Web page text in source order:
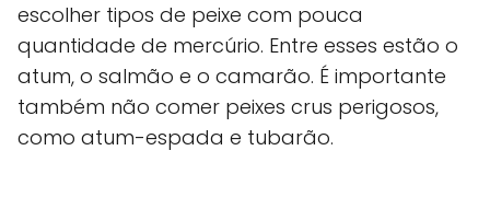
escolher tipos de peixe com pouca
quantidade de mercúrio. Entre esses estão o
atum, o salmão e o camarão. É importante
também não comer peixes crus perigosos,
como atum-espada e tubarão.